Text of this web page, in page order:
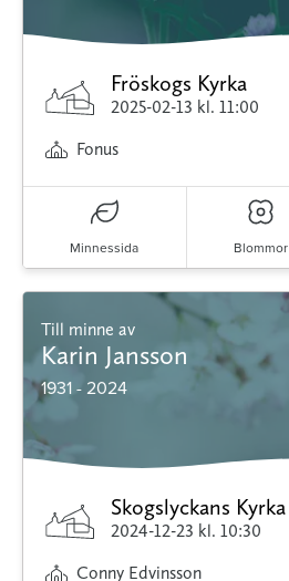
Fröskogs Kyrka
2025-02-13 kl. 11:00
Fonus
Minnessida Blommor
Till minne av
Karin Jansson
1931 - 2024
Skogslyckans Kyrka
2024-12-23 kl. 10:30
Conny Edvinsson